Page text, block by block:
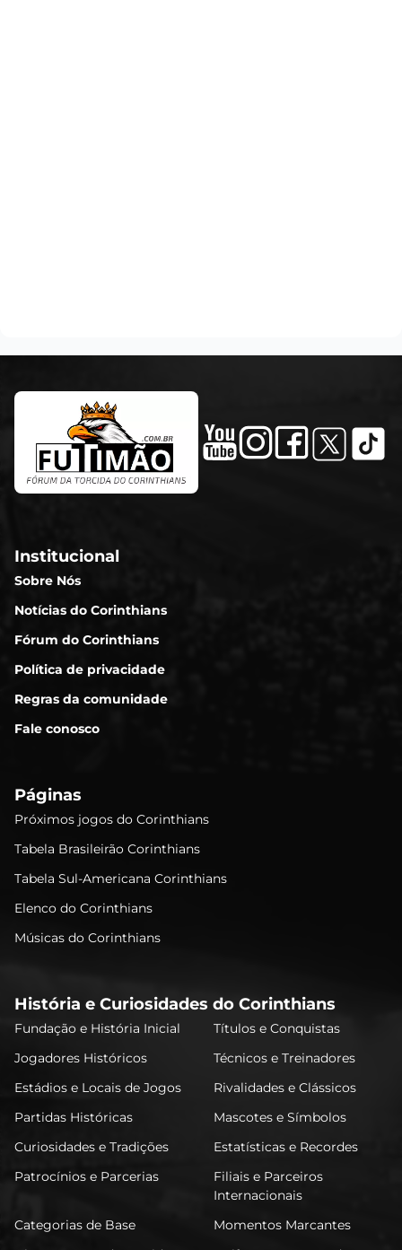
Institucional
Sobre Nós
Notícias do Corinthians
Fórum do Corinthians
Política de privacidade
Regras da comunidade
Fale conosco
Páginas
Próximos jogos do Corinthians
Tabela Brasileirão Corinthians
Tabela Sul-Americana Corinthians
Elenco do Corinthians
Músicas do Corinthians
História e Curiosidades do Corinthians
Fundação e História Inicial
Títulos e Conquistas
Jogadores Históricos
Técnicos e Treinadores
Estádios e Locais de Jogos
Rivalidades e Clássicos
Partidas Históricas
Mascotes e Símbolos
Curiosidades e Tradições
Estatísticas e Recordes
Patrocínios e Parcerias
Filiais e Parceiros
Internacionais
Categorias de Base
Momentos Marcantes